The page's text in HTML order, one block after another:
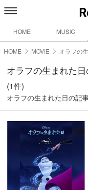
HOME MUSIC
HOME MOVIE オラフの
オラフの生まれた
(1件)
オラフの生まれた日の記